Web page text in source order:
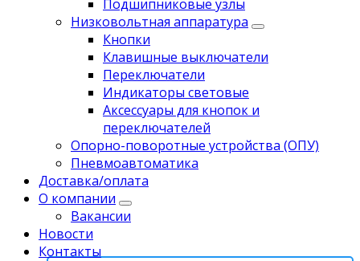
Подшипниковые узлы
Низковольтная аппаратура
Кнопки
Клавишные выключатели
Переключатели
Индикаторы световые
Аксессуары для кнопок и
переключателей
Опорно-поворотные устройства (ОПУ)
Пневмоавтоматика
Доставка/оплата
О компании
Вакансии
Новости
Контакты